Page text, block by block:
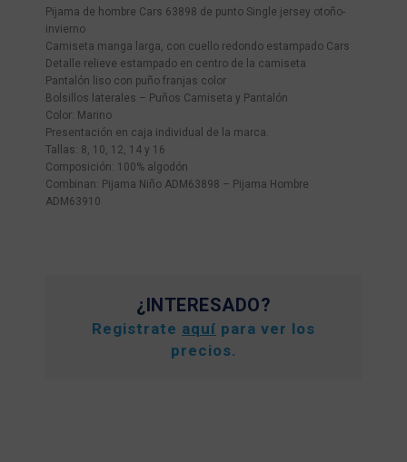
Pijama de hombre Cars 63898 de punto Single jersey otoño-
invierno
Camiseta manga larga, con cuello redondo estampado Cars
Detalle relieve estampado en centro de la camiseta
Pantalón liso con puño franjas color
Bolsillos laterales – Puños Camiseta y Pantalón
Color: Marino
Presentación en caja individual de la marca.
Tallas: 8, 10, 12, 14 y 16
Composición: 100% algodón
Combinan: Pijama Niño ADM63898 – Pijama Hombre
ADM63910
¿INTERESADO?
Registrate aquí para ver los
precios.